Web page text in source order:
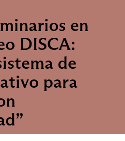
en
DISCA:
de
para